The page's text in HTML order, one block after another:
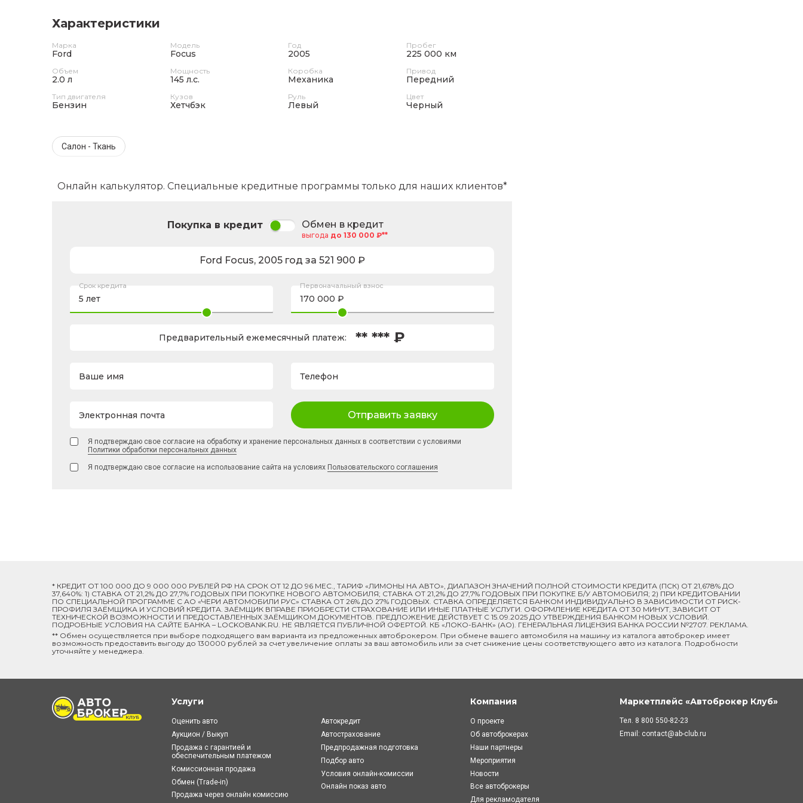
Характеристики
Марка
Ford
Модель
Focus
Год
2005
Пробег
225 000 км
Объем
2.0 л
Мощность
145 л.с.
Коробка
Механика
Привод
Передний
Тип двигателя
Бензин
Кузов
Хетчбэк
Руль
Левый
Цвет
Черный
Салон - Ткань
Онлайн калькулятор. Специальные кредитные программы только для наших клиентов*
Покупка в кредит Обмен в кредит
выгода до 130 000 ₽**
Ford Focus, 2005год за 521 900 ₽
Срок кредита Первоначальный взнос
Предварительный ежемесячный платеж: ** *** ₽
Ваше имя Телефон
Электронная почта Отправить заявку
Я подтверждаю свое согласие на обработку и хранение персональных данных в соответствии с условиями
Политики обработки персональных данных
Я подтверждаю свое согласие на использование сайта на условиях Пользовательского соглашения
* КРЕДИТ ОТ 100 000 ДО 9 000 000 РУБЛЕЙ РФ НА СРОК ОТ 12 ДО 96 МЕС., ТАРИФ «ЛИМОНЫ НА АВТО», ДИАПАЗОН ЗНАЧЕНИЙ ПОЛНОЙ СТОИМОСТИ КРЕДИТА (ПСК) ОТ 21,678% ДО
37,640%: 1) СТАВКА ОТ 21,2% ДО 27,7% ГОДОВЫХ ПРИ ПОКУПКЕ НОВОГО АВТОМОБИЛЯ; СТАВКА ОТ 21,2% ДО 27,7% ГОДОВЫХ ПРИ ПОКУПКЕ Б/У АВТОМОБИЛЯ; 2) ПРИ КРЕДИТОВАНИИ
ПО СПЕЦИАЛЬНОЙ ПРОГРАММЕ C АО «ЧЕРИ АВТОМОБИЛИ РУС» СТАВКА ОТ 26% ДО 27% ГОДОВЫХ. СТАВКА ОПРЕДЕЛЯЕТСЯ БАНКОМ ИНДИВИДУАЛЬНО В ЗАВИСИМОСТИ ОТ РИСК-
ПРОФИЛЯ ЗАЁМЩИКА И УСЛОВИЙ КРЕДИТА. ЗАЁМЩИК ВПРАВЕ ПРИОБРЕСТИ СТРАХОВАНИЕ ИЛИ ИНЫЕ ПЛАТНЫЕ УСЛУГИ. ОФОРМЛЕНИЕ КРЕДИТА ОТ 30 МИНУТ, ЗАВИСИТ ОТ
ТЕХНИЧЕСКОЙ ВОЗМОЖНОСТИ И ПРЕДОСТАВЛЕННЫХ ЗАЁМЩИКОМ ДОКУМЕНТОВ. ПРЕДЛОЖЕНИЕ ДЕЙСТВУЕТ С 15.09.2025 ДО УТВЕРЖДЕНИЯ БАНКОМ НОВЫХ УСЛОВИЙ.
ПОДРОБНЫЕ УСЛОВИЯ НА САЙТЕ БАНКА – LOCKOBANK.RU. НЕ ЯВЛЯЕТСЯ ПУБЛИЧНОЙ ОФЕРТОЙ. КБ «ЛОКО-БАНК» (АО). ГЕНЕРАЛЬНАЯ ЛИЦЕНЗИЯ БАНКА РОССИИ №2707. РЕКЛАМА.
** Обмен осуществляется при выборе подходящего вам варианта из предложенных автоброкером. При обмене вашего автомобиля на машину из каталога автоброкер имеет
возможность предоставить выгоду до 130000 рублей за счет увеличение оплаты за ваш автомобиль или за счет снижение цены соответствующего авто из каталога. Подробности
уточняйте у менеджера.
Услуги
Оценить авто
Аукцион / Выкуп
Продажа с гарантией и
обеспечительным платежом
Комиссионная продажа
Обмен (Trade-in)
Продажа через онлайн комиссию
Автокредит
Автострахование
Предпродажная подготовка
Подбор авто
Условия онлайн-комиcсии
Онлайн показ авто
Компания
О проекте
Об автоброкерах
Наши партнеры
Мероприятия
Новости
Все автоброкеры
Для рекламодателя
Маркетплейс «Автоброкер Клуб»
Тел. 8 800 550-82-23
Email: contact@ab-club.ru